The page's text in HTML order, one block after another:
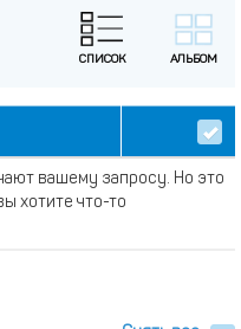
вашему запросу. Но это
хотите что-то